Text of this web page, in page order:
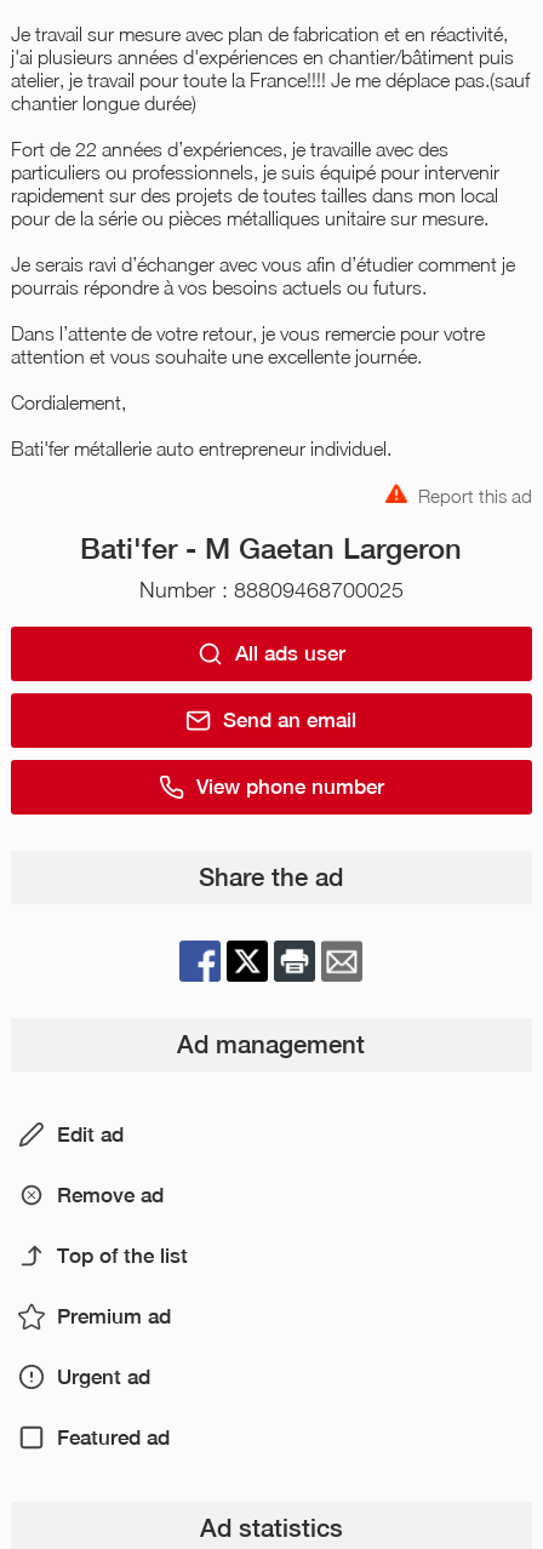
Je travail sur mesure avec plan de fabrication et en réactivité,
j'ai plusieurs années d'expériences en chantier/bâtiment puis
atelier, je travail pour toute la France!!!! Je me déplace pas.(sauf
chantier longue durée)
Fort de 22 années d’expériences, je travaille avec des
particuliers ou professionnels, je suis équipé pour intervenir
rapidement sur des projets de toutes tailles dans mon local
pour de la série ou pièces métalliques unitaire sur mesure.
Je serais ravi d’échanger avec vous afin d’étudier comment je
pourrais répondre à vos besoins actuels ou futurs.
Dans l’attente de votre retour, je vous remercie pour votre
attention et vous souhaite une excellente journée.
Cordialement,
Bati'fer métallerie auto entrepreneur individuel.
Report this ad
Bati'fer - M Gaetan Largeron
Number : 88809468700025
All ads user
Send an email
View phone number
Share the ad
Ad management
Edit ad
Remove ad
Top of the list
Premium ad
Urgent ad
Featured ad
Ad statistics